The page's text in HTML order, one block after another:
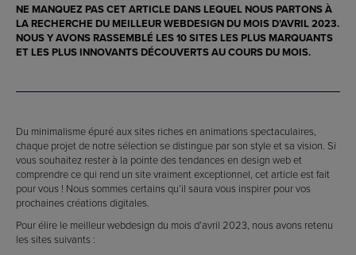
NE MANQUEZ PAS CET ARTICLE DANS LEQUEL NOUS PARTONS À
LA RECHERCHE DU MEILLEUR WEBDESIGN DU MOIS D’AVRIL 2023.
NOUS Y AVONS RASSEMBLÉ LES 10 SITES LES PLUS MARQUANTS
ET LES PLUS INNOVANTS DÉCOUVERTS AU COURS DU MOIS.
Du minimalisme épuré aux sites riches en animations spectaculaires,
chaque projet de notre sélection se distingue par son style et sa vision. Si
vous souhaitez rester à la pointe des tendances en design web et
comprendre ce qui rend un site vraiment exceptionnel, cet article est fait
pour vous ! Nous sommes certains qu’il saura vous inspirer pour vos
prochaines créations digitales.
Pour élire le meilleur webdesign du mois d’avril 2023, nous avons retenu
les sites suivants :